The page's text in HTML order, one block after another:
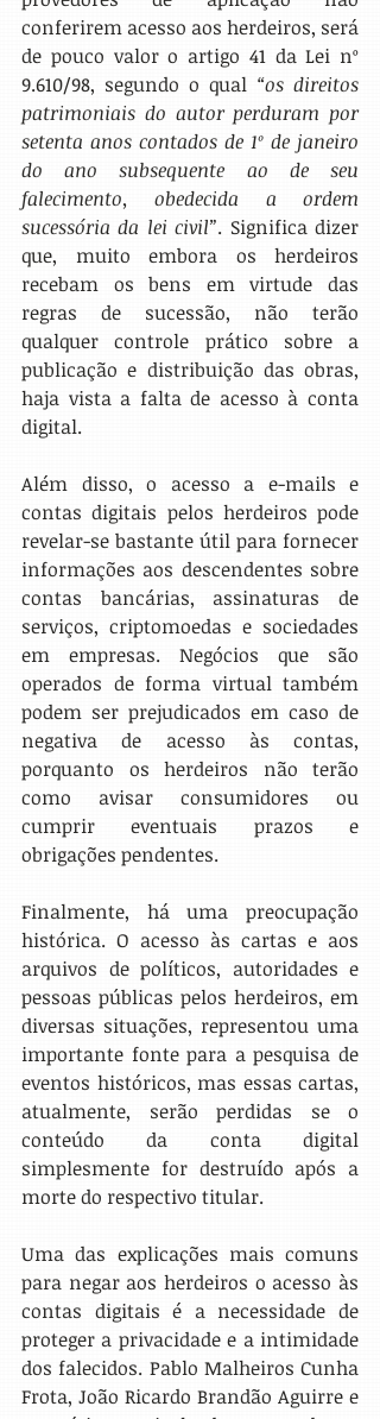
conferirem acesso aos herdeiros, será
de pouco valor o artigo 41 da Lei nº
9.610/98, segundo o qual “os direitos
patrimoniais do autor perduram por
setenta anos contados de 1º de janeiro
do ano subsequente ao de seu
falecimento, obedecida a ordem
sucessória da lei civil”. Significa dizer
que, muito embora os herdeiros
recebam os bens em virtude das
regras de sucessão, não terão
qualquer controle prático sobre a
publicação e distribuição das obras,
haja vista a falta de acesso à conta
digital.
Além disso, o acesso a e-mails e
contas digitais pelos herdeiros pode
revelar-se bastante útil para fornecer
informações aos descendentes sobre
contas bancárias, assinaturas de
serviços, criptomoedas e sociedades
em empresas. Negócios que são
operados de forma virtual também
podem ser prejudicados em caso de
negativa de acesso às contas,
porquanto os herdeiros não terão
como avisar consumidores ou
cumprir eventuais prazos e
obrigações pendentes.
Finalmente, há uma preocupação
histórica. O acesso às cartas e aos
arquivos de políticos, autoridades e
pessoas públicas pelos herdeiros, em
diversas situações, representou uma
importante fonte para a pesquisa de
eventos históricos, mas essas cartas,
atualmente, serão perdidas se o
conteúdo da conta digital
simplesmente for destruído após a
morte do respectivo titular.
Uma das explicações mais comuns
para negar aos herdeiros o acesso às
contas digitais é a necessidade de
proteger a privacidade e a intimidade
dos falecidos. Pablo Malheiros Cunha
Frota, João Ricardo Brandão Aguirre e